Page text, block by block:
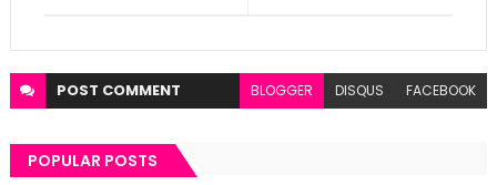
POST COMMENT BLOGGER DISQUS FACEBOOK
POPULAR POSTS